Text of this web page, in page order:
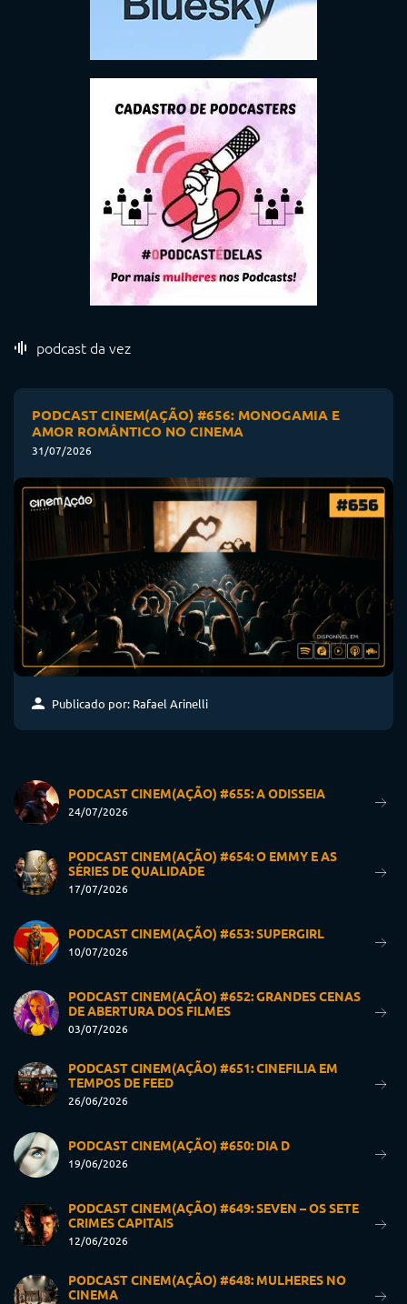
podcast da vez
PODCAST CINEM(AÇÃO) #656: MONOGAMIA E
AMOR ROMÂNTICO NO CINEMA
31/07/2026
Publicado por: Rafael Arinelli
PODCAST CINEM(AÇÃO) #655: A ODISSEIA
24/07/2026
PODCAST CINEM(AÇÃO) #654: O EMMY E AS
SÉRIES DE QUALIDADE
17/07/2026
PODCAST CINEM(AÇÃO) #653: SUPERGIRL
10/07/2026
PODCAST CINEM(AÇÃO) #652: GRANDES CENAS
DE ABERTURA DOS FILMES
03/07/2026
PODCAST CINEM(AÇÃO) #651: CINEFILIA EM
TEMPOS DE FEED
26/06/2026
PODCAST CINEM(AÇÃO) #650: DIA D
19/06/2026
PODCAST CINEM(AÇÃO) #649: SEVEN – OS SETE
CRIMES CAPITAIS
12/06/2026
PODCAST CINEM(AÇÃO) #648: MULHERES NO
CINEMA